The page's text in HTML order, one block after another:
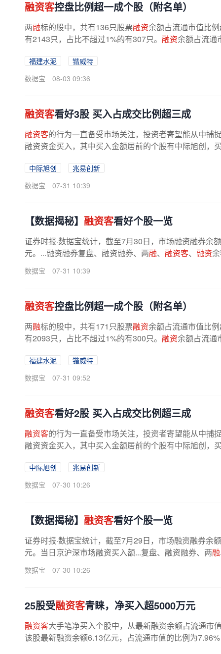
融资客控盘比例超一成个股（附名单）
两融标的股中，共有136只股票融资余额占流通市值比
有2143只，占比不超过1%的有307只。 融资余额占流通
福建水泥
锴威特
数据宝
08-03 09:36
融资客看好3股 买入占成交比例超三成
融资客的行为一直备受市场关注，投资者寄望能从中捕
融资资金买入，其中买入金额居前的个股有中际旭创，
中际旭创
兆易创新
数据宝
07-31 10:39
【数据揭秘】 融资客看好个股一览
证券时报·数据宝统计，截至7月30日，市场融资融券
元。...融资融券复盘、融资融券、两融、 融资客、 融资
数据宝 07-31 10:39
融资客控盘比例超一成个股（附名单）
两融标的股中，共有171只股票融资余额占流通市值比
有2093只，占比不超过1%的有300只。 融资余额占流通
福建水泥
锴威特
数据宝
07-31 09:52
融资客看好2股 买入占成交比例超三成
融资客的行为一直备受市场关注，投资者寄望能从中捕
融资资金买入，其中买入金额居前的个股有中际旭创，
中际旭创
兆易创新
数据宝
07-30 10:26
【数据揭秘】 融资客看好个股一览
证券时报·数据宝统计，截至7月29日，市场融资融券
元。当日京沪深市场融资买入额...复盘、融资融券、两融
数据宝 07-30 10:26
25股受融资客青睐，净买入超5000万元
融资客大手笔净买入个股中，从最新融资余额占流通市
该股最新融资余额6.13亿元，占流通市值的比例为